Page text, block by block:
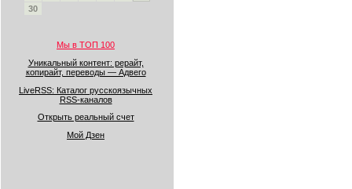
30
Мы в ТОП 100
Уникальный контент: рерайт,
копирайт, переводы — Адвего
LiveRSS: Каталог русскоязычных
RSS-каналов
Открыть реальный счет
Мой Дзен